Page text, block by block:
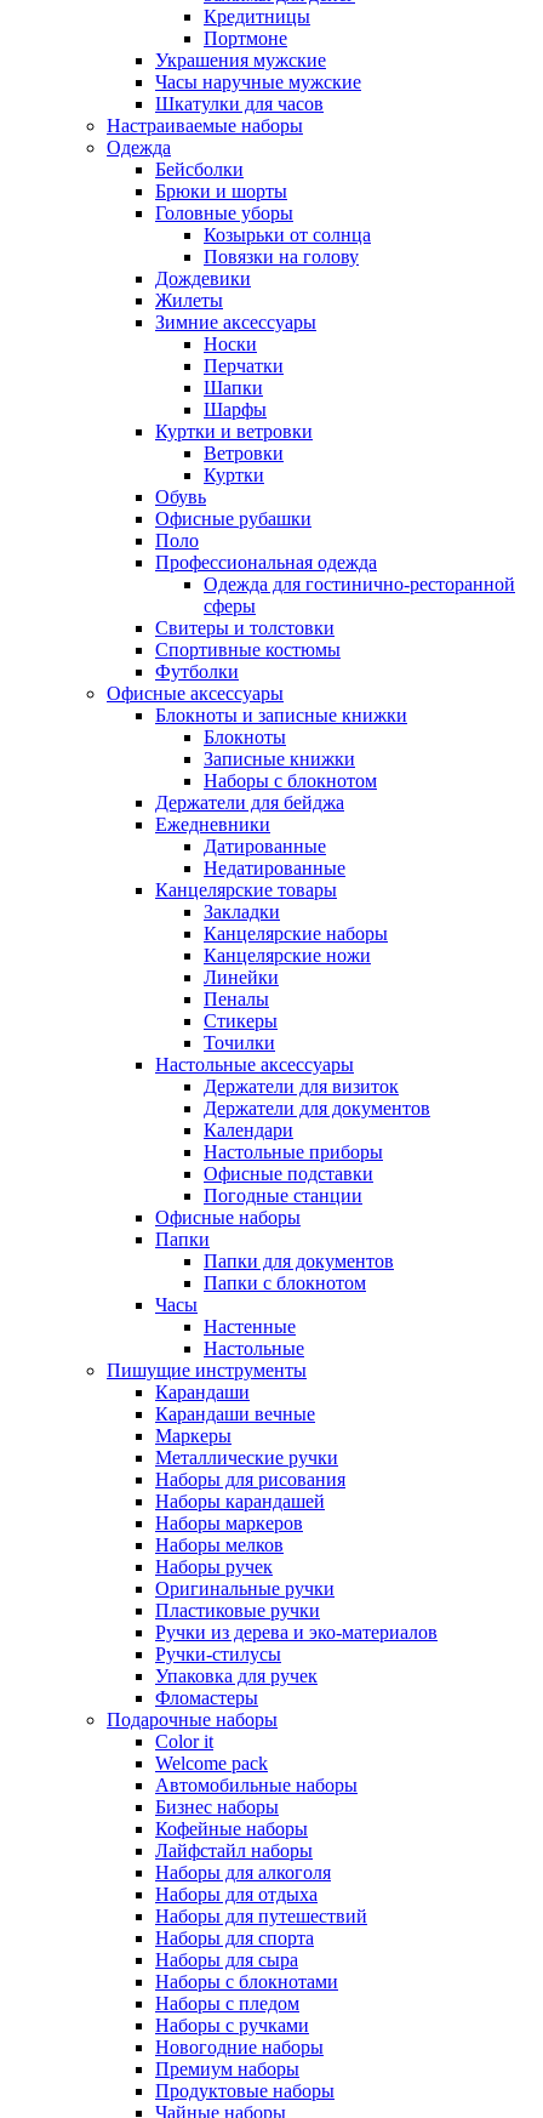
Кредитницы
Портмоне
Украшения мужские
Часы наручные мужские
Шкатулки для часов
Настраиваемые наборы
Одежда
Бейсболки
Брюки и шорты
Головные уборы
Козырьки от солнца
Повязки на голову
Дождевики
Жилеты
Зимние аксессуары
Носки
Перчатки
Шапки
Шарфы
Куртки и ветровки
Ветровки
Куртки
Обувь
Офисные рубашки
Поло
Профессиональная одежда
Одежда для гостинично-ресторанной
сферы
Свитеры и толстовки
Спортивные костюмы
Футболки
Офисные аксессуары
Блокноты и записные книжки
Блокноты
Записные книжки
Наборы с блокнотом
Держатели для бейджа
Ежедневники
Датированные
Недатированные
Канцелярские товары
Закладки
Канцелярские наборы
Канцелярские ножи
Линейки
Пеналы
Стикеры
Точилки
Настольные аксессуары
Держатели для визиток
Держатели для документов
Календари
Настольные приборы
Офисные подставки
Погодные станции
Офисные наборы
Папки
Папки для документов
Папки с блокнотом
Часы
Настенные
Настольные
Пишущие инструменты
Карандаши
Карандаши вечные
Маркеры
Металлические ручки
Наборы для рисования
Наборы карандашей
Наборы маркеров
Наборы мелков
Наборы ручек
Оригинальные ручки
Пластиковые ручки
Ручки из дерева и эко-материалов
Ручки-стилусы
Упаковка для ручек
Фломастеры
Подарочные наборы
Color it
Welcome pack
Автомобильные наборы
Бизнес наборы
Кофейные наборы
Лайфстайл наборы
Наборы для алкоголя
Наборы для отдыха
Наборы для путешествий
Наборы для спорта
Наборы для сыра
Наборы с блокнотами
Наборы с пледом
Наборы с ручками
Новогодние наборы
Премиум наборы
Продуктовые наборы
Чайные наборы